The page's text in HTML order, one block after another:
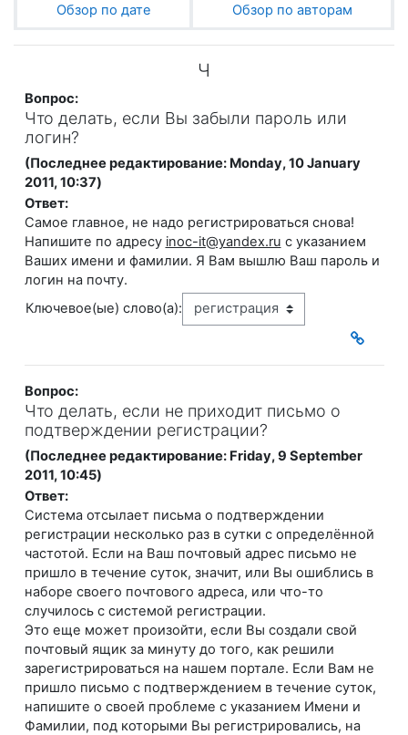
Обзор по дате Обзор по авторам
Ч
Вопрос:
Что делать, если Вы забыли пароль или
логин?
(Последнее редактирование: Monday, 10 January
2011, 10:37)
Ответ:
Самое главное, не надо регистрироваться снова!
Напишите по адресу inoc-it@yandex.ru с указанием
Ваших имени и фамилии. Я Вам вышлю Ваш пароль и
логин на почту.
Ключевое(ые) слово(а):
Вопрос:
Что делать, если не приходит письмо о
подтверждении регистрации?
(Последнее редактирование: Friday, 9 September
2011, 10:45)
Ответ:
Система отсылает письма о подтверждении
регистрации несколько раз в сутки с определённой
частотой. Если на Ваш почтовый адрес письмо не
пришло в течение суток, значит, или Вы ошиблись в
наборе своего почтового адреса, или что-то
случилось с системой регистрации.
Это еще может произойти, если Вы создали свой
почтовый ящик за минуту до того, как решили
зарегистрироваться на нашем портале. Если Вам не
пришло письмо с подтверждением в течение суток,
напишите о своей проблеме с указанием Имени и
Фамилии, под которыми Вы регистрировались, на